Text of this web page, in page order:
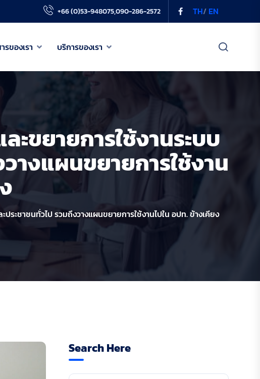
+66 (0)53-948075,090-286-2572 TH/ EN
รของเรา บริการของเรา
ข่าวสารของเรา
บริการของเรา
ขยายการใช้งานระบบ
างแผนขยายการใช้งาน
ะชาชนทั่วไป รวมถึงวางแผนขยายการใช้งานไปใน อปท. ข้างเคียง
Search Here